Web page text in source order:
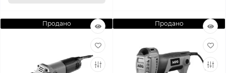
Продано Продано